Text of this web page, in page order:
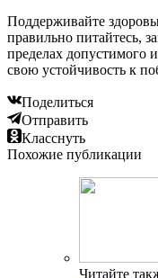
Поддерживайте
правильно питайтесь,
пределах допустимого
свою устойчивость к
Поделиться
Отправить
Класснуть
Похожие публикации
Читайте